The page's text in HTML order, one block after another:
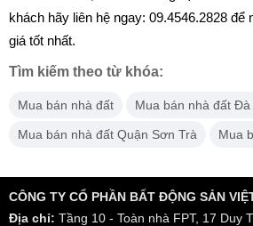
khách hãy liên hệ ngay: 09.4546.2828 để
giá tốt nhất.
Tìm kiếm theo từ khóa:
Mua bán nhà đất Mua bán nhà đất Đà
Mua bán nhà đất Quận Sơn Trà Mua
CÔNG TY CỔ PHẦN BẤT ĐỘNG SẢN
Địa chỉ: Tầng 10 - Toàn nhà FPT, 17 Duy